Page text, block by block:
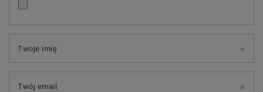
Twoje imię
Twój email